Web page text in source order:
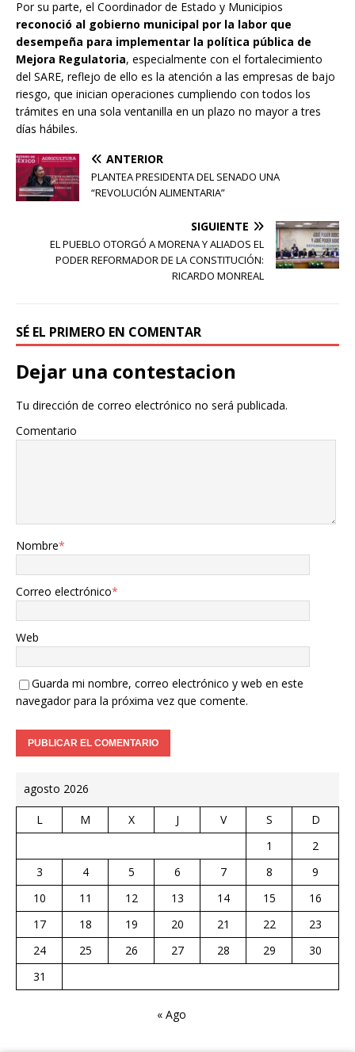
Por su parte, el Coordinador de Estado y Municipios
reconoció al gobierno municipal por la labor que
desempeña para implementar la política pública de
Mejora Regulatoria, especialmente con el fortalecimiento
del SARE, reflejo de ello es la atención a las empresas de bajo
riesgo, que inician operaciones cumpliendo con todos los
trámites en una sola ventanilla en un plazo no mayor a tres
días hábiles.
ANTERIOR
PLANTEA PRESIDENTA DEL SENADO UNA
“REVOLUCIÓN ALIMENTARIA”
SIGUIENTE
EL PUEBLO OTORGÓ A MORENA Y ALIADOS EL
PODER REFORMADOR DE LA CONSTITUCIÓN:
RICARDO MONREAL
SÉ EL PRIMERO EN COMENTAR
Dejar una contestacion
Tu dirección de correo electrónico no será publicada.
Comentario
Nombre*
Correo electrónico*
Web
Guarda mi nombre, correo electrónico y web en este
navegador para la próxima vez que comente.
agosto 2026
L M X J V S
D
1
2
3
4 5 6 7 8
9
10
11 12 13 14 15
16
17
18 19 20 21 22
23
24
25 26 27 28 29
30
31
« Ago